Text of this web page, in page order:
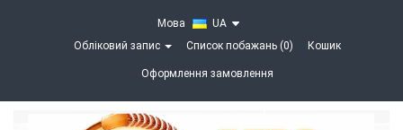
Мова
UA
Обліковий запис
Список побажань (0) Кошик
Оформлення замовлення